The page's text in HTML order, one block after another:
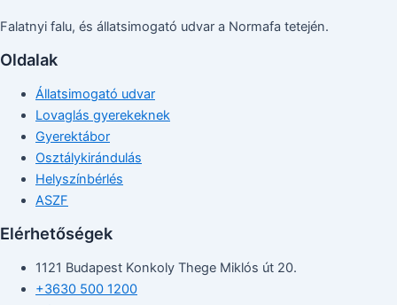
Falatnyi falu, és állatsimogató udvar a Normafa tetején.
Oldalak
Állatsimogató udvar
Lovaglás gyerekeknek
Gyerektábor
Osztálykirándulás
Helyszínbérlés
ASZF
Elérhetőségek
1121 Budapest Konkoly Thege Miklós út 20.
+3630 500 1200